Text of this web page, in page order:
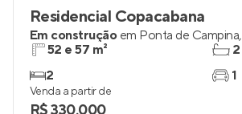
Residencial Copacabana
Em construção em Ponta de Campina,
52 e 57 m²
2
2
1
Venda a partir de